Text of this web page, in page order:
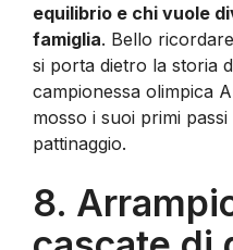
equilibrio e chi vuole
famiglia. Bello
si porta dietro la storia
campionessa olimpica
mosso i suoi primi
pattinaggio.
8.